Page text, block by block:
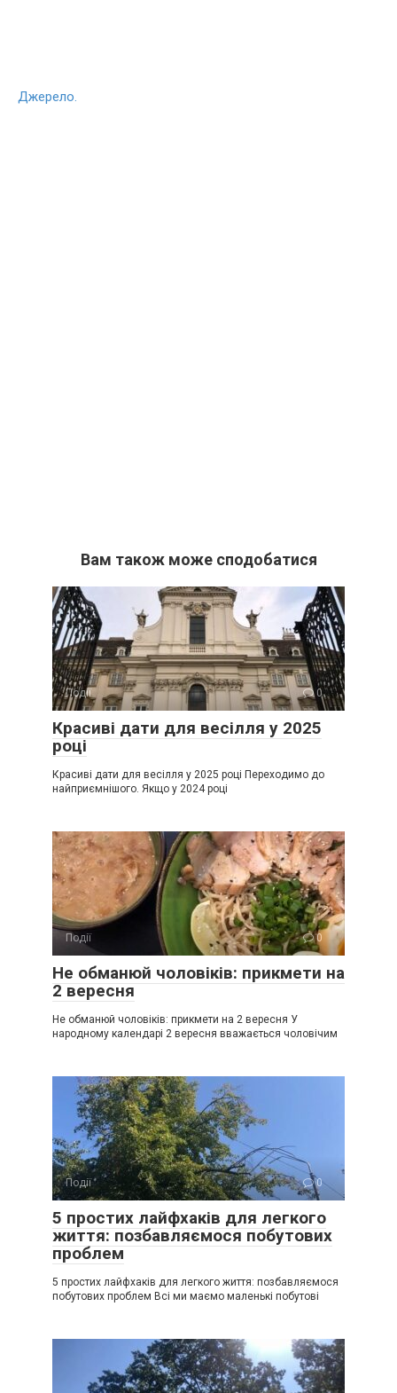
Джерело.
Вам також може сподобатися
Події 0
Красиві дати для весілля у 2025
році
Красиві дати для весілля у 2025 році Переходимо до
найприємнішого. Якщо у 2024 році
Події 0
Не обманюй чоловіків: прикмети на
2 вересня
Не обманюй чоловіків: прикмети на 2 вересня У
народному календарі 2 вересня вважається чоловічим
Події 0
5 простих лайфхаків для легкого
життя: позбавляємося побутових
проблем
5 простих лайфхаків для легкого життя: позбавляємося
побутових проблем Всі ми маємо маленькі побутові